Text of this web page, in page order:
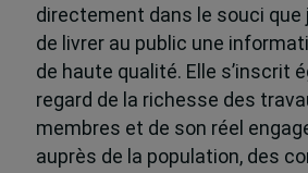
directement dans le souci que
de livrer au public une
de haute qualité. Elle s’inscrit
regard de la richesse des
membres et de son réel
auprès de la population, des